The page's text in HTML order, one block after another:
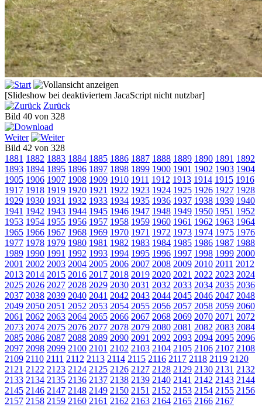
[Slideshow bei deaktiviertem JacaScript nicht nutzbar]
Zurück
Bild 40 von 328
Weiter
Bild 42 von 328
1881 1882 1883 1884 1885 1886 1887 1888 1889 1890 1891 1892
1893 1894 1895 1896 1897 1898 1899 1900 1901 1902 1903 1904
1905 1906 1907 1908 1909 1910 1911 1912 1913 1914 1915 1916
1917 1918 1919 1920 1921 1922 1923 1924 1925 1926 1927 1928
1929 1930 1931 1932 1933 1934 1935 1936 1937 1938 1939 1940
1941 1942 1943 1944 1945 1946 1947 1948 1949 1950 1951 1952
1953 1954 1955 1956 1957 1958 1959 1960 1961 1962 1963 1964
1965 1966 1967 1968 1969 1970 1971 1972 1973 1974 1975 1976
1977 1978 1979 1980 1981 1982 1983 1984 1985 1986 1987 1988
1989 1990 1991 1992 1993 1994 1995 1996 1997 1998 1999 2000
2001 2002 2003 2004 2005 2006 2007 2008 2009 2010 2011 2012
2013 2014 2015 2016 2017 2018 2019 2020 2021 2022 2023 2024
2025 2026 2027 2028 2029 2030 2031 2032 2033 2034 2035 2036
2037 2038 2039 2040 2041 2042 2043 2044 2045 2046 2047 2048
2049 2050 2051 2052 2053 2054 2055 2056 2057 2058 2059 2060
2061 2062 2063 2064 2065 2066 2067 2068 2069 2070 2071 2072
2073 2074 2075 2076 2077 2078 2079 2080 2081 2082 2083 2084
2085 2086 2087 2088 2089 2090 2091 2092 2093 2094 2095 2096
2097 2098 2099 2100 2101 2102 2103 2104 2105 2106 2107 2108
2109 2110 2111 2112 2113 2114 2115 2116 2117 2118 2119 2120
2121 2122 2123 2124 2125 2126 2127 2128 2129 2130 2131 2132
2133 2134 2135 2136 2137 2138 2139 2140 2141 2142 2143 2144
2145 2146 2147 2148 2149 2150 2151 2152 2153 2154 2155 2156
2157 2158 2159 2160 2161 2162 2163 2164 2165 2166 2167